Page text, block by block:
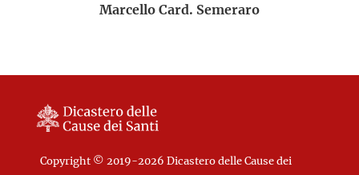
Marcello Card. Semeraro
Copyright © 2019-2026 Dicastero delle Cause dei